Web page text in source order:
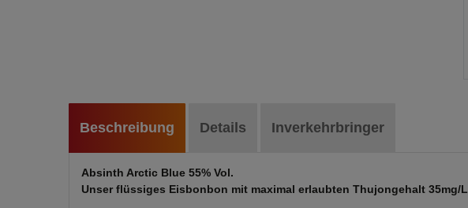
Beschreibung Details Inverkehrbringer
Absinth Arctic Blue 55% Vol.
Unser flüssiges Eisbonbon mit maximal erlaubten Thujongehalt 35mg/L